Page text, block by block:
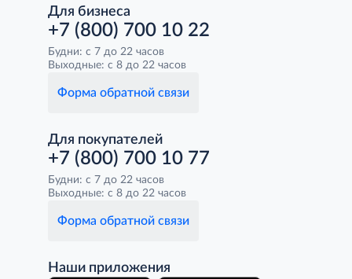
Для бизнеса
+7 (800) 700 10 22
Будни: с 7 до 22 часов
Выходные: с 8 до 22 часов
Форма обратной связи
Для покупателей
+7 (800) 700 10 77
Будни: с 7 до 22 часов
Выходные: с 8 до 22 часов
Форма обратной связи
Наши приложения